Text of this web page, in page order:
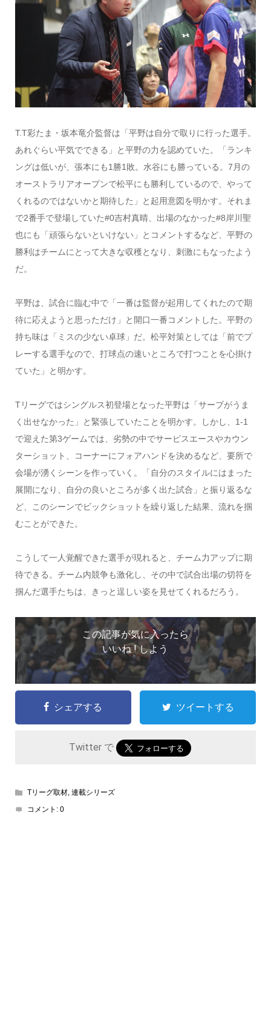
T.T彩たま・坂本竜介監督は「平野は自分で取りに行った選手。
あれぐらい平気でできる」と平野の力を認めていた。「ランキ
ングは低いが、張本にも1勝1敗。水谷にも勝っている。7月の
オーストラリアオープンで松平にも勝利しているので、やって
くれるのではないかと期待した」と起用意図を明かす。それま
で2番手で登場していた#0吉村真晴、出場のなかった#8岸川聖
也にも「頑張らないといけない」とコメントするなど、平野の
勝利はチームにとって大きな収穫となり、刺激にもなったよう
だ。
平野は、試合に臨む中で「一番は監督が起用してくれたので期
待に応えようと思っただけ」と開口一番コメントした。平野の
持ち味は「ミスの少ない卓球」だ。松平対策としては「前でプ
レーする選手なので、打球点の速いところで打つことを心掛け
ていた」と明かす。
Tリーグではシングルス初登場となった平野は「サーブがうま
く出せなかった」と緊張していたことを明かす。しかし、1-1
で迎えた第3ゲームでは、劣勢の中でサービスエースやカウン
ターショット、コーナーにフォアハンドを決めるなど、要所で
会場が湧くシーンを作っていく。「自分のスタイルにはまった
展開になり、自分の良いところが多く出た試合」と振り返るな
ど、このシーンでビックショットを繰り返した結果、流れを掴
むことができた。
こうして一人覚醒できた選手が現れると、チーム力アップに期
待できる。チーム内競争も激化し、その中で試合出場の切符を
掴んだ選手たちは、きっと逞しい姿を見せてくれるだろう。
この記事が気に入ったら
いいね ! しよう
シェアする ツイートする
Twitter で
Tリーグ取材, 連載シリーズ
コメント: 0